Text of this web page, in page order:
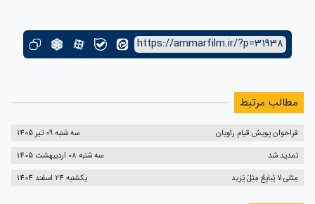
https://ammarfilm.ir/?p=31938
مطالب مرتبط
فراخوان پویش قیام راویان
سه شنبه 09 تیر 1405
تمدید شد
سه شنبه 08 اردیبهشت 1405
مِثلی لا یُبایِعُ مِثلَ یَزید
یکشنبه 24 اسفند 1404